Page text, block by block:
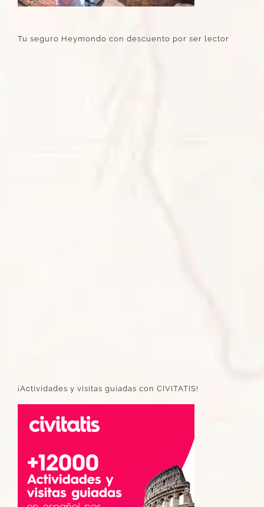
Tu seguro Heymondo con descuento por ser lector
¡Actividades y visitas guiadas con CIVITATIS!